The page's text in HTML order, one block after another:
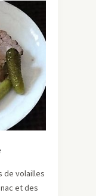
de volailles
et des